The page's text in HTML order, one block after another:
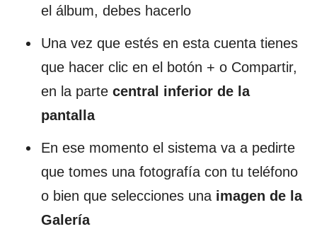
el álbum, debes hacerlo
Una vez que estés en esta cuenta tienes
que hacer clic en el botón + o Compartir,
en la parte central inferior de la
pantalla
En ese momento el sistema va a pedirte
que tomes una fotografía con tu teléfono
o bien que selecciones una imagen de la
Galería